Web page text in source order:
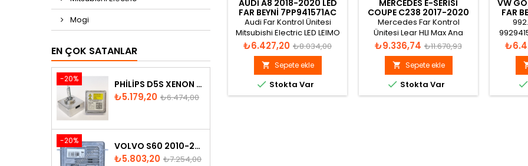
Mogi
EN ÇOK SATANLAR
-20% PHILIPS D5S XENON AMPUL
Fiyat
₺5.179,20 Normal
₺6.474,00
-20% VOLVO S60 2010-2018 XENON FAR BEYNI 31297942
Fiyat
₺5.803,20 Normal
₺7.254,00
AUDI A8 2018-2020 LED
FAR BEYNI 7PP941571AC
Audi Far Kontrol Ünitesi
Mitsubishi Electric LED LEIMO
MIN W003T25175,
7PP.941.571.AC
Fiyat
₺6.427,20 Normal
fiyat
₺8.034,00
 Sepete ekle
 Stokta Var
MERCEDES E-SERISI
COUPE C238 2017-2020
LED FAR BEYNI
A2139005006
Mercedes Far Kontrol
Ünitesi Lear HLI Max Ana
504218F07, A213 900 50 06
Fiyat
₺9.336,74 Normal
fiyat
₺11.670,93
 Sepete ekle
 Stokta Var
VW
FAR
A5G
Fiyat
